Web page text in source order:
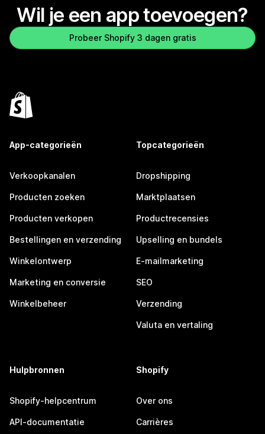
Wil je een app toevoegen?
Probeer Shopify 3 dagen gratis
App-categorieën
Verkoopkanalen
Producten zoeken
Producten verkopen
Bestellingen en verzending
Winkelontwerp
Marketing en conversie
Winkelbeheer
Topcategorieën
Dropshipping
Marktplaatsen
Productrecensies
Upselling en bundels
E-mailmarketing
SEO
Verzending
Valuta en vertaling
Hulpbronnen
Shopify-helpcentrum
API-documentatie
Shopify
Over ons
Carrières